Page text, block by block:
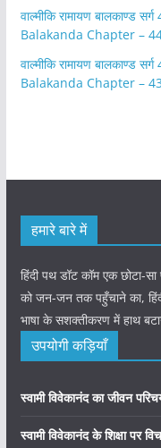
वाल्मीकि रामायण बालकाण्ड
Balakanda Chapter –
वाल्मीकि रामायण बालकाण्ड
Balakanda Chapter – 43
हमारे बारे में
हिंदी पथ डॉट कॉम एक छोटा-
को जन-जन तक पहुँचाने का,
भाषा के सशक्तीकरण में हाथ
उपयोगी कड़ियाँ
स्वामी विवेकानंद का जीवन
स्वामी विवेकानंद के शिक्षा पर